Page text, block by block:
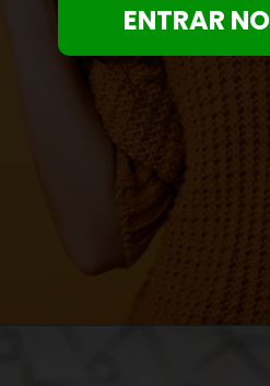
ENTRAR